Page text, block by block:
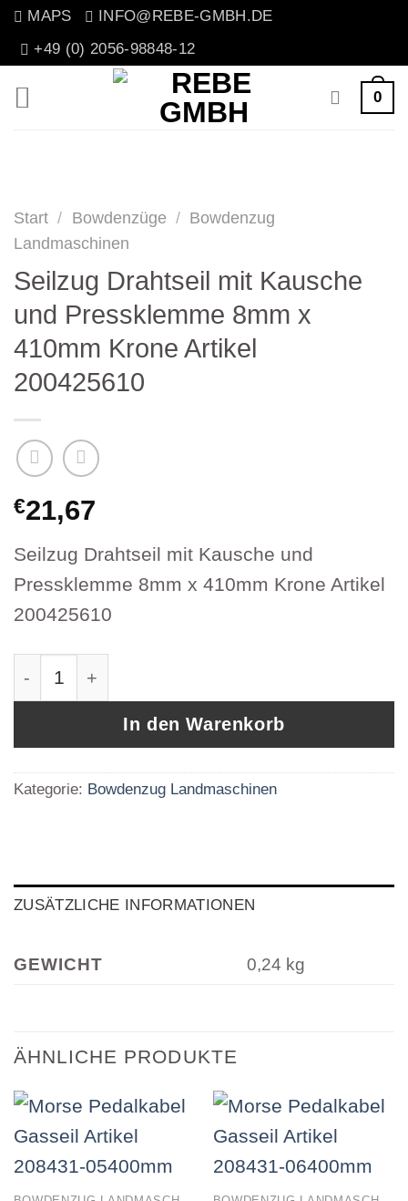
Zum
Inhalt
MAPS
INFO@REBE-GMBH.DE
+49 (0) 2056-98848-12
0
Start / Bowdenzüge / Bowdenzug
Landmaschinen
Seilzug Drahtseil mit Kausche
und Pressklemme 8mm x
410mm Krone Artikel
200425610
€21,67
Seilzug Drahtseil mit Kausche und
Pressklemme 8mm x 410mm Krone Artikel
200425610
In den Warenkorb
Kategorie: Bowdenzug Landmaschinen
ZUSÄTZLICHE INFORMATIONEN
GEWICHT 0,24 kg
ÄHNLICHE PRODUKTE